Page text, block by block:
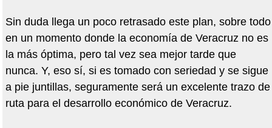
Sin duda llega un poco retrasado este plan, sobre todo
en un momento donde la economía de Veracruz no es
la más óptima, pero tal vez sea mejor tarde que
nunca. Y, eso sí, si es tomado con seriedad y se sigue
a pie juntillas, seguramente será un excelente trazo de
ruta para el desarrollo económico de Veracruz.